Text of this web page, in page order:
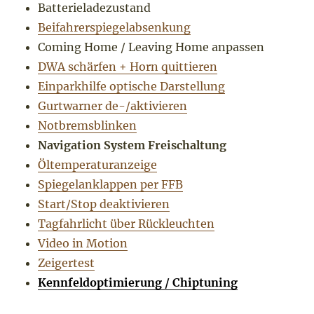
Batterieladezustand
Beifahrerspiegelabsenkung
Coming Home / Leaving Home anpassen
DWA schärfen + Horn quittieren
Einparkhilfe optische Darstellung
Gurtwarner de-/aktivieren
Notbremsblinken
Navigation System Freischaltung
Öltemperaturanzeige
Spiegelanklappen per FFB
Start/Stop deaktivieren
Tagfahrlicht über Rückleuchten
Video in Motion
Zeigertest
Kennfeldoptimierung / Chiptuning